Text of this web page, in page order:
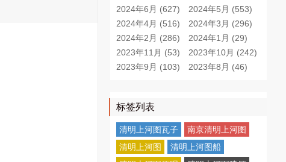
2024年6月 (627)
2024年5月 (553)
2024年4月 (516)
2024年3月 (296)
2024年2月 (286)
2024年1月 (29)
2023年11月 (53)
2023年10月 (242)
2023年9月 (103)
2023年8月 (46)
标签列表
清明上河图瓦子
南京清明上河图
清明上河图
清明上河图船